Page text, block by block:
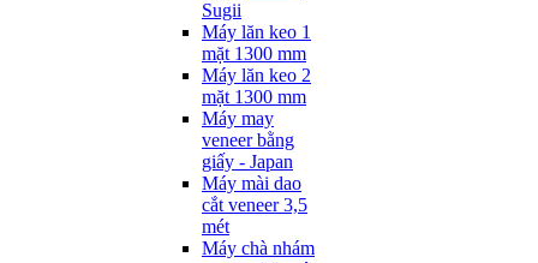
Sugii
Máy lăn keo 1
mặt 1300 mm
Máy lăn keo 2
mặt 1300 mm
Máy may
veneer bằng
giấy - Japan
Máy mài dao
cắt veneer 3,5
mét
Máy chà nhám